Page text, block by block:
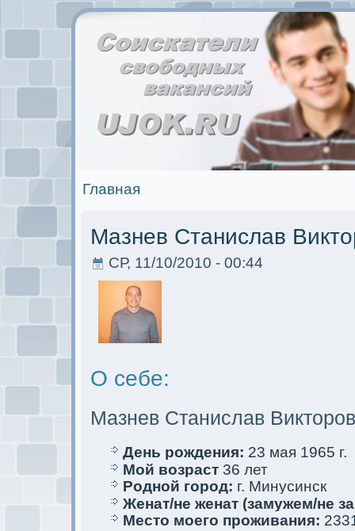
Главная
Мазнев Станислав
СР, 11/10/2010 - 00:44
О себе:
Мазнев Станислав
День рождения: 23 мая 1965 г.
Мой возраст 36 лет
Родной город: г. Минусинск
Женат/не женат (замужем/не
Место мoего проживания: